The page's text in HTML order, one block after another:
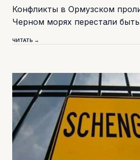
Конфликты в Ормузском
Черном морях перестали
ЧИТАТЬ →